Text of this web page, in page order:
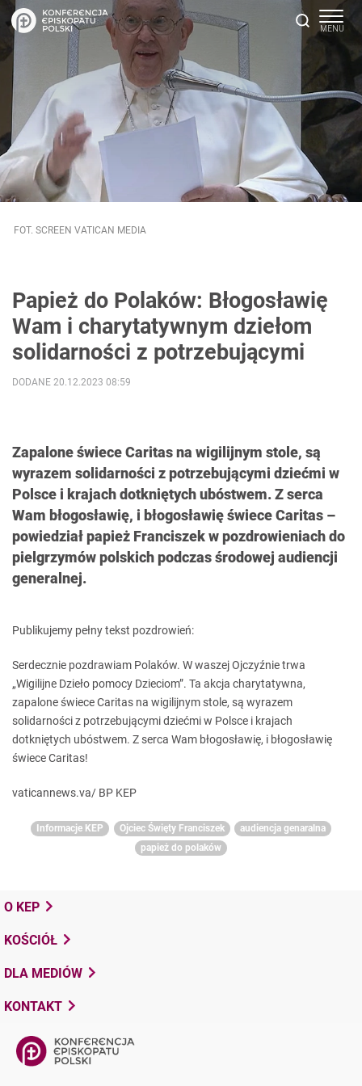
FOT. SCREEN VATICAN MEDIA
Papież do Polaków: Błogosławię
Wam i charytatywnym dziełom
solidarności z potrzebującymi
Zapalone świece Caritas na wigilijnym stole, są
wyrazem solidarności z potrzebującymi dziećmi w
Polsce i krajach dotkniętych ubóstwem. Z serca
Wam błogosławię, i błogosławię świece Caritas –
powiedział papież Franciszek w pozdrowieniach do
pielgrzymów polskich podczas środowej audiencji
generalnej.
DODANE 20.12.2023 08:59
Publikujemy pełny tekst pozdrowień:
Serdecznie pozdrawiam Polaków. W waszej Ojczyźnie trwa
„Wigilijne Dzieło pomocy Dzieciom”. Ta akcja charytatywna,
zapalone świece Caritas na wigilijnym stole, są wyrazem
solidarności z potrzebującymi dziećmi w Polsce i krajach
dotkniętych ubóstwem. Z serca Wam błogosławię, i błogosławię
świece Caritas!
vaticannews.va/ BP KEP
Informacje KEP Ojciec Święty Franciszek
audiencja genaralna
papież do polaków
O KEP
KOŚCIÓŁ
DLA MEDIÓW
KONTAKT